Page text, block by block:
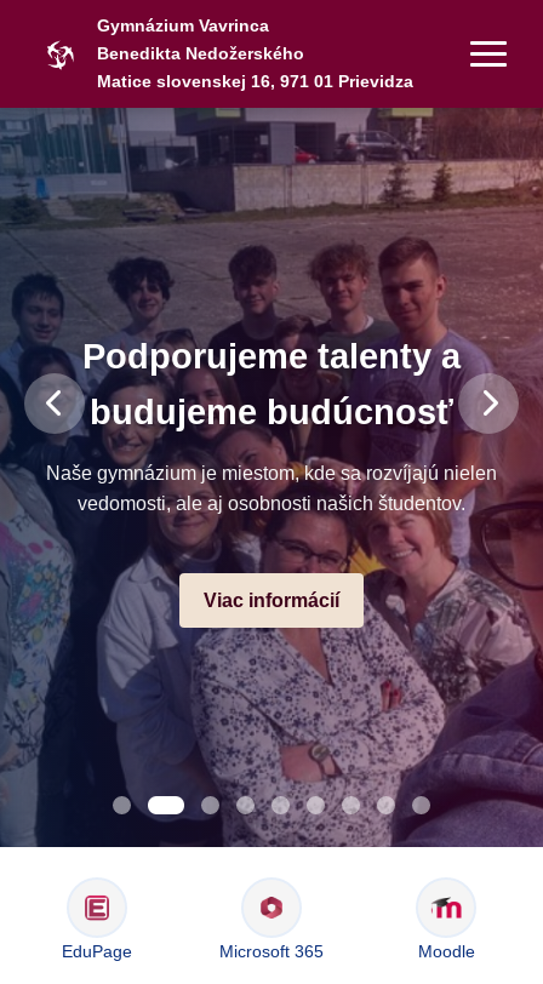
Gymnázium Vavrinca
Benedikta Nedožerského
Matice slovenskej 16, 971 01 Prievidza
Podporujeme talenty a
budujeme budúcnosť
Naše gymnázium je miestom, kde sa rozvíjajú nielen
vedomosti, ale aj osobnosti našich študentov.
Viac informácií
EduPage Microsoft 365 Moodle